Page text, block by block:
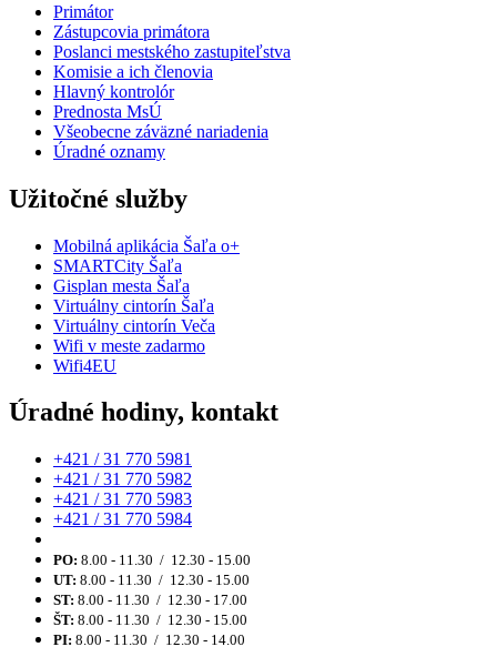
Primátor
Zástupcovia primátora
Poslanci mestského zastupiteľstva
Komisie a ich členovia
Hlavný kontrolór
Prednosta MsÚ
Všeobecne záväzné nariadenia
Úradné oznamy
Užitočné služby
Mobilná aplikácia Šaľa o+
SMARTCity Šaľa
Gisplan mesta Šaľa
Virtuálny cintorín Šaľa
Virtuálny cintorín Veča
Wifi v meste zadarmo
Wifi4EU
Úradné hodiny, kontakt
+421 / 31 770 5981
+421 / 31 770 5982
+421 / 31 770 5983
+421 / 31 770 5984
PO: 8.00 - 11.30 / 12.30 - 15.00
UT: 8.00 - 11.30 / 12.30 - 15.00
ST: 8.00 - 11.30 / 12.30 - 17.00
ŠT: 8.00 - 11.30 / 12.30 - 15.00
PI: 8.00 - 11.30 / 12.30 - 14.00